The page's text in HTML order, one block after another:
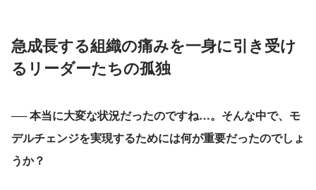
急成長する組織の痛みを一身に引き受け
るリーダーたちの孤独
── 本当に大変な状況だったのですね…。そんな中で、モ
デルチェンジを実現するためには何が重要だったのでしょ
うか？